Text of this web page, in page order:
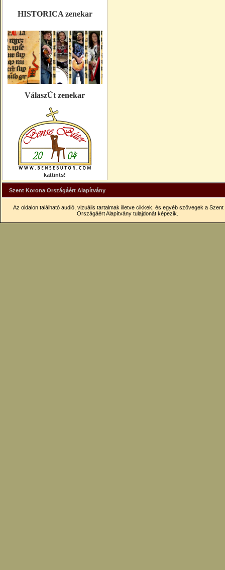
HISTORICA zenekar
VálaszÚt zenekar
kattints!
Szent Korona Országáért Alapítvány
Az oldalon található audió, vizuális tartalmak illetve cikkek, és egyéb szövegek a Szent
Országáért Alapítvány tulajdonát képezik.